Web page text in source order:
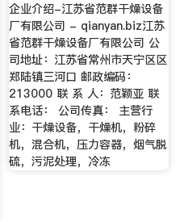
企业介绍-江苏省范群干燥设备
厂有限公司 - qianyan.biz江苏
省范群干燥设备厂有限公司 公
司地址：江苏省常州市天宁区区
郑陆镇三河口 邮政编码：
213000 联 系 人：范颖亚 联
系电话： 公司传真： 主营行
业：干燥设备，干燥机，粉碎
机，混合机，压力容器，烟气脱
硫，污泥处理，冷冻